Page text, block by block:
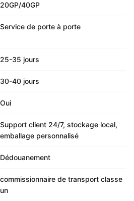
20GP/40GP
Service de porte à porte
25-35 jours
30-40 jours
Oui
Support client 24/7, stockage local,
emballage personnalisé
Dédouanement
commissionnaire de transport classe
un